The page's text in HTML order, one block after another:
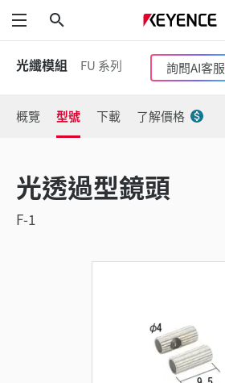
功能表
光纖模組 FU 系列 詢問AI客服
概覽 型號 下載 了解價格
光透過型鏡頭
F-1